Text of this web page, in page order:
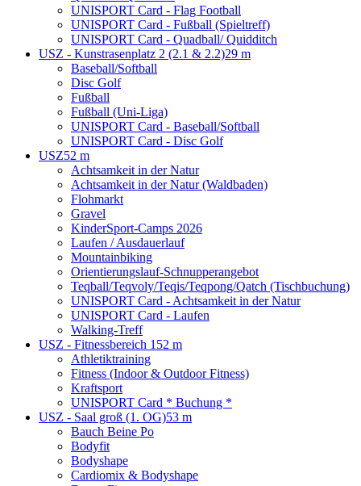
UNISPORT Card - Flag Football
UNISPORT Card - Fußball (Spieltreff)
UNISPORT Card - Quadball/ Quidditch
USZ - Kunstrasenplatz 2 (2.1 & 2.2)29 m
Baseball/Softball
Disc Golf
Fußball
Fußball (Uni-Liga)
UNISPORT Card - Baseball/Softball
UNISPORT Card - Disc Golf
USZ52 m
Achtsamkeit in der Natur
Achtsamkeit in der Natur (Waldbaden)
Flohmarkt
Gravel
KinderSport-Camps 2026
Laufen / Ausdauerlauf
Mountainbiking
Orientierungslauf-Schnupperangebot
Teqball/Teqvoly/Teqis/Teqpong/Qatch (Tischbuchung)
UNISPORT Card - Achtsamkeit in der Natur
UNISPORT Card - Laufen
Walking-Treff
USZ - Fitnessbereich 1 52 m
Athletiktraining
Fitness (Indoor & Outdoor Fitness)
Kraftsport
UNISPORT Card * Buchung *
USZ - Saal groß (1. OG)53 m
Bauch Beine Po
Bodyfit
Bodyshape
Cardiomix & Bodyshape